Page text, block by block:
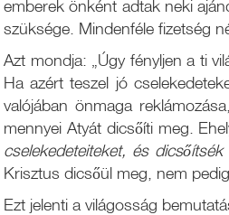
emberek önként adtak neki
szüksége. Mindenféle fizetség
Azt mondja: „Úgy fényljen a ti
Ha azért teszel jó
valójában önmaga
mennyei Atyát dicsőíti meg.
cselekedeteiteket, és
Krisztus dicsőül meg, nem
Ezt jelenti a világosság